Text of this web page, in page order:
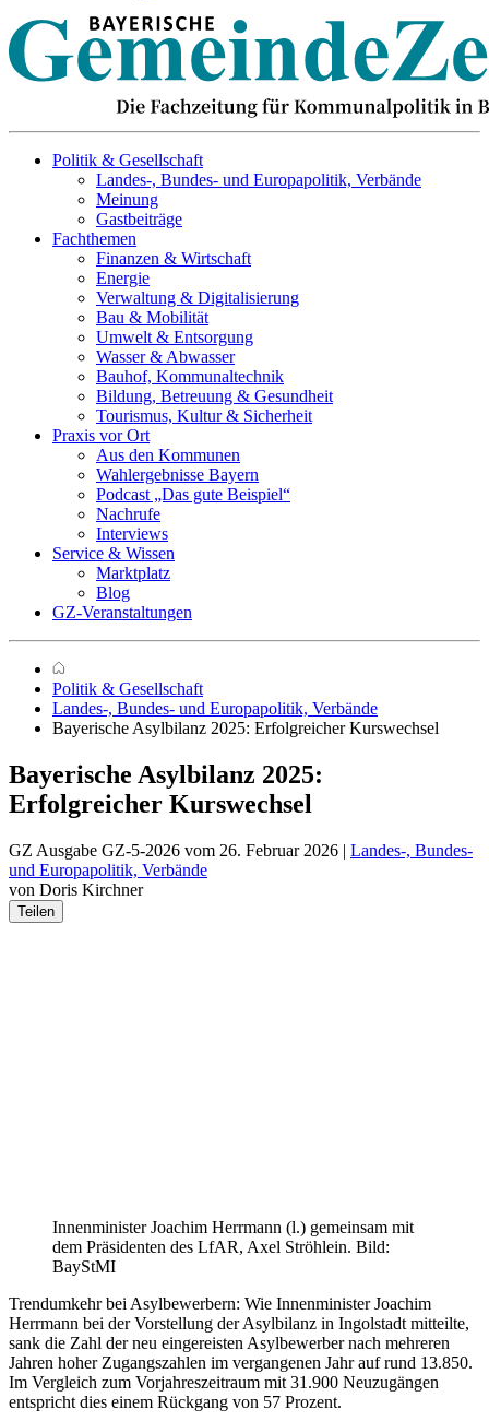
Politik & Gesellschaft
Landes-, Bundes- und Europapolitik, Verbände
Meinung
Gastbeiträge
Fachthemen
Finanzen & Wirtschaft
Energie
Verwaltung & Digitalisierung
Bau & Mobilität
Umwelt & Entsorgung
Wasser & Abwasser
Bauhof, Kommunaltechnik
Bildung, Betreuung & Gesundheit
Tourismus, Kultur & Sicherheit
Praxis vor Ort
Aus den Kommunen
Wahlergebnisse Bayern
Podcast „Das gute Beispiel“
Nachrufe
Interviews
Service & Wissen
Marktplatz
Blog
GZ-Veranstaltungen
Politik & Gesellschaft
Landes-, Bundes- und Europapolitik, Verbände
Bayerische Asylbilanz 2025: Erfolgreicher Kurswechsel
Bayerische Asylbilanz 2025:
Erfolgreicher Kurswechsel
GZ Ausgabe GZ-5-2026 vom 26. Februar 2026 | Landes-, Bundes-
und Europapolitik, Verbände
von Doris Kirchner
Teilen
Innenminister Joachim Herrmann (l.) gemeinsam mit
dem Präsidenten des LfAR, Axel Ströhlein. Bild:
BayStMI
Trendumkehr bei Asylbewerbern: Wie Innenminister Joachim
Herrmann bei der Vorstellung der Asylbilanz in Ingolstadt mitteilte,
sank die Zahl der neu eingereisten Asylbewerber nach mehreren
Jahren hoher Zugangszahlen im vergangenen Jahr auf rund 13.850.
Im Vergleich zum Vorjahreszeitraum mit 31.900 Neuzugängen
entspricht dies einem Rückgang von 57 Prozent.